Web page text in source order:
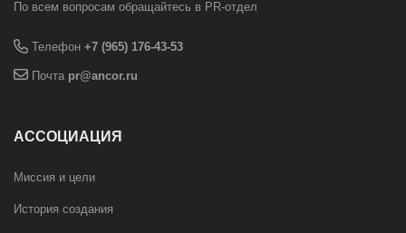
По всем вопросам обращайтесь в PR-отдел
Телефон +7 (965) 176-43-53
Почта pr@ancor.ru
АССОЦИАЦИЯ
Миссия и цели
История создания